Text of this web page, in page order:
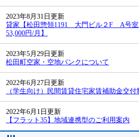
2023年8月31日更新
貸家【松田惣領1191 大門ビル２F A号
53,000円/月】
2023年5月29日更新
松田町空家・空地バンクについて
2022年6月27日更新
（学生向け）民間賃貸住宅家賃補助金交
2022年6月1日更新
【フラット35】地域連携型のご利用案内